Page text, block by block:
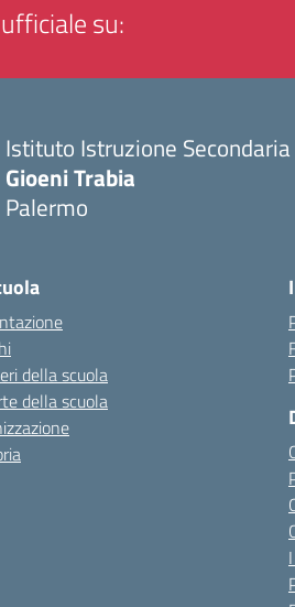
su:
Istituto Istruzione
Gioeni Trabia
Palermo
della scuola
della scuola